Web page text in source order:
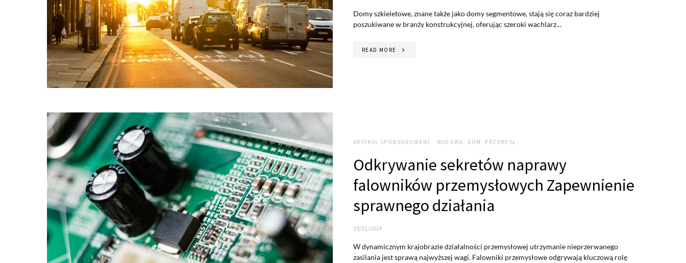
Domy szkieletowe, znane także jako domy segmentowe, stają się coraz bardziej
poszukiwane w branży konstrukcyjnej, oferując szeroki wachlarz…
READ MORE
ARTYKUŁ SPONSOROWANY BUDOWA, DOM, PRZEMYSŁ
Odkrywanie sekretów naprawy
falowników przemysłowych Zapewnienie
sprawnego działania
19/01/2024
W dynamicznym krajobrazie działalności przemysłowej utrzymanie nieprzerwanego
zasilania jest sprawą najwyższej wagi. Falowniki przemysłowe odgrywają kluczową rolę